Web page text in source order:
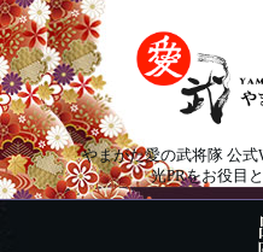
やまがた愛の武将隊 公式
光PRをお役目